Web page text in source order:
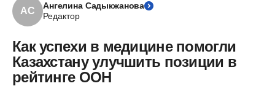
АС
Ангелина Садыкжанова
Редактор
Как успехи в медицине помогли
Казахстану улучшить позиции в
рейтинге ООН